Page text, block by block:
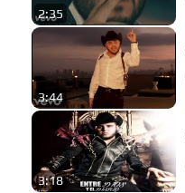
2:35
3:44
3:18